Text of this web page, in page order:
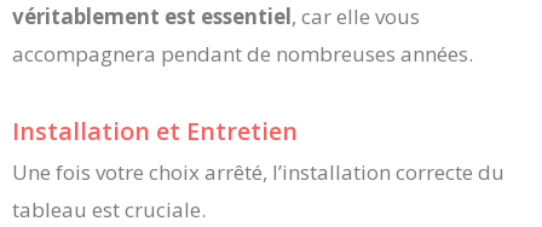
véritablement est essentiel, car elle vous
accompagnera pendant de nombreuses années.
Installation et Entretien
Une fois votre choix arrêté, l’installation correcte du
tableau est cruciale.